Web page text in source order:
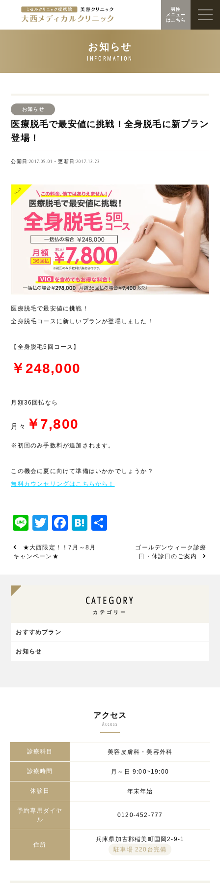
男性
メニュー
はこちら
お知らせ
医療脱毛で最安値に挑戦！全身脱毛に新プラン
登場！
公開日:2017.05.01・更新日:2017.12.23
医療脱毛で最安値に挑戦！
全身脱毛コースに新しいプランが登場しました！
【全身脱毛5回コース】
￥248,000
月額36回払なら
月々 ￥7,800
※初回のみ手数料が追加されます。
この機会に夏に向けて準備はいかかでしょうか？
無料カウンセリングはこちらから！
LineTwitter
Facebook
Hatena
★大西限定！！7月～8月
キャンペーン★
ゴールデンウィーク診療
日・休診日のご案内
CATEGORY
カテゴリー
おすすめプラン
お知らせ
アクセス
Access
診療科目 美容皮膚科・美容外科
診療時間 月～日 9:00~19:00
休診日 年末年始
予約専用ダイヤ
ル
0120-452-777
住所
兵庫県加古郡稲美町国岡2-9-1
駐車場 220台完備